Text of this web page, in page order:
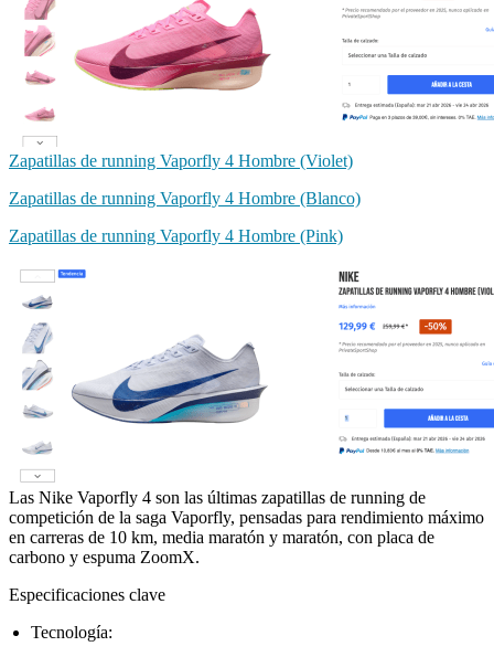
Zapatillas de running Vaporfly 4 Hombre (Violet)
Zapatillas de running Vaporfly 4 Hombre (Blanco)
Zapatillas de running Vaporfly 4 Hombre (Pink)
Las Nike Vaporfly 4 son las últimas zapatillas de running de
competición de la saga Vaporfly, pensadas para rendimiento máximo
en carreras de 10 km, media maratón y maratón, con placa de
carbono y espuma ZoomX.
Especificaciones clave
Tecnología: